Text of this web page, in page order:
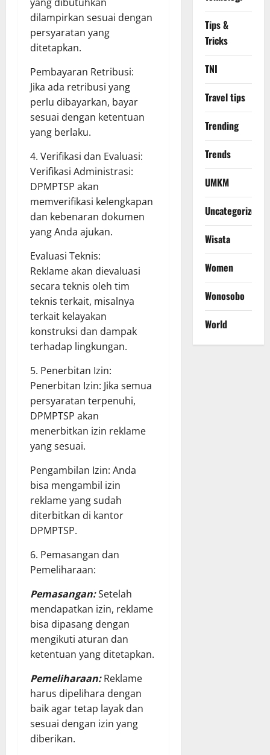
dilampirkan sesuai dengan
persyaratan yang
ditetapkan.
Pembayaran Retribusi:
Jika ada retribusi yang
perlu dibayarkan, bayar
sesuai dengan ketentuan
yang berlaku.
4. Verifikasi dan Evaluasi:
Verifikasi Administrasi:
DPMPTSP akan
memverifikasi kelengkapan
dan kebenaran dokumen
yang Anda ajukan.
Evaluasi Teknis:
Reklame akan dievaluasi
secara teknis oleh tim
teknis terkait, misalnya
terkait kelayakan
konstruksi dan dampak
terhadap lingkungan.
5. Penerbitan Izin:
Penerbitan Izin: Jika semua
persyaratan terpenuhi,
DPMPTSP akan
menerbitkan izin reklame
yang sesuai.
Pengambilan Izin: Anda
bisa mengambil izin
reklame yang sudah
diterbitkan di kantor
DPMPTSP.
6. Pemasangan dan
Pemeliharaan:
Pemasangan:Setelah
mendapatkan izin, reklame
bisa dipasang dengan
mengikuti aturan dan
ketentuan yang ditetapkan.
Pemeliharaan:Reklame
harus dipelihara dengan
baik agar tetap layak dan
sesuai dengan izin yang
diberikan.
Tips &
Tricks
TNI
Travel tips
Trending
Trends
UMKM
Uncategorized
Wisata
Women
Wonosobo
World